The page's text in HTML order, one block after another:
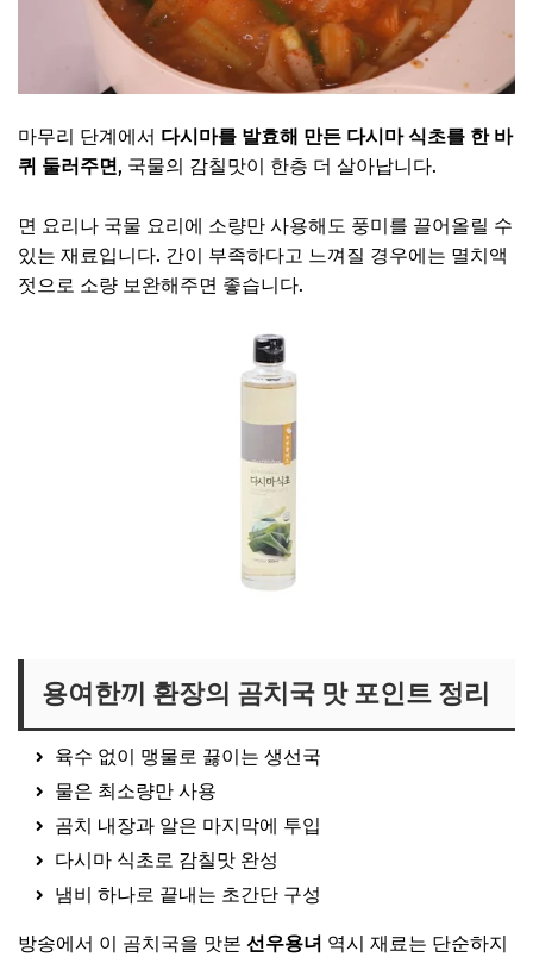
마무리 단계에서 다시마를 발효해 만든 다시마 식초를 한 바
퀴 둘러주면, 국물의 감칠맛이 한층 더 살아납니다.
면 요리나 국물 요리에 소량만 사용해도 풍미를 끌어올릴 수
있는 재료입니다. 간이 부족하다고 느껴질 경우에는 멸치액
젓으로 소량 보완해주면 좋습니다.
용여한끼 환장의 곰치국 맛 포인트 정리
육수 없이 맹물로 끓이는 생선국
물은 최소량만 사용
곰치 내장과 알은 마지막에 투입
다시마 식초로 감칠맛 완성
냄비 하나로 끝내는 초간단 구성
방송에서 이 곰치국을 맛본 선우용녀 역시 재료는 단순하지